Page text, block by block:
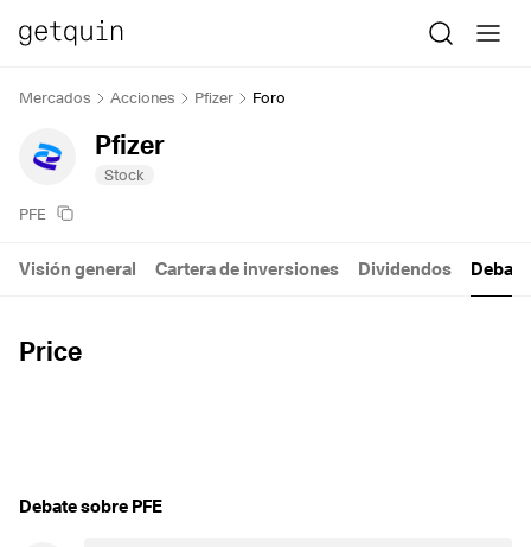
Mercados Acciones Pfizer Foro
Pfizer
Stock
PFE
Price
Visión general Cartera de inversiones Dividendos Debate
Debate sobre PFE